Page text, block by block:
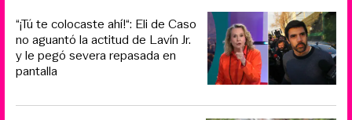
“¡Tú te colocaste ahí!“: Eli de Caso
no aguantó la actitud de Lavín Jr.
y le pegó severa repasada en
pantalla